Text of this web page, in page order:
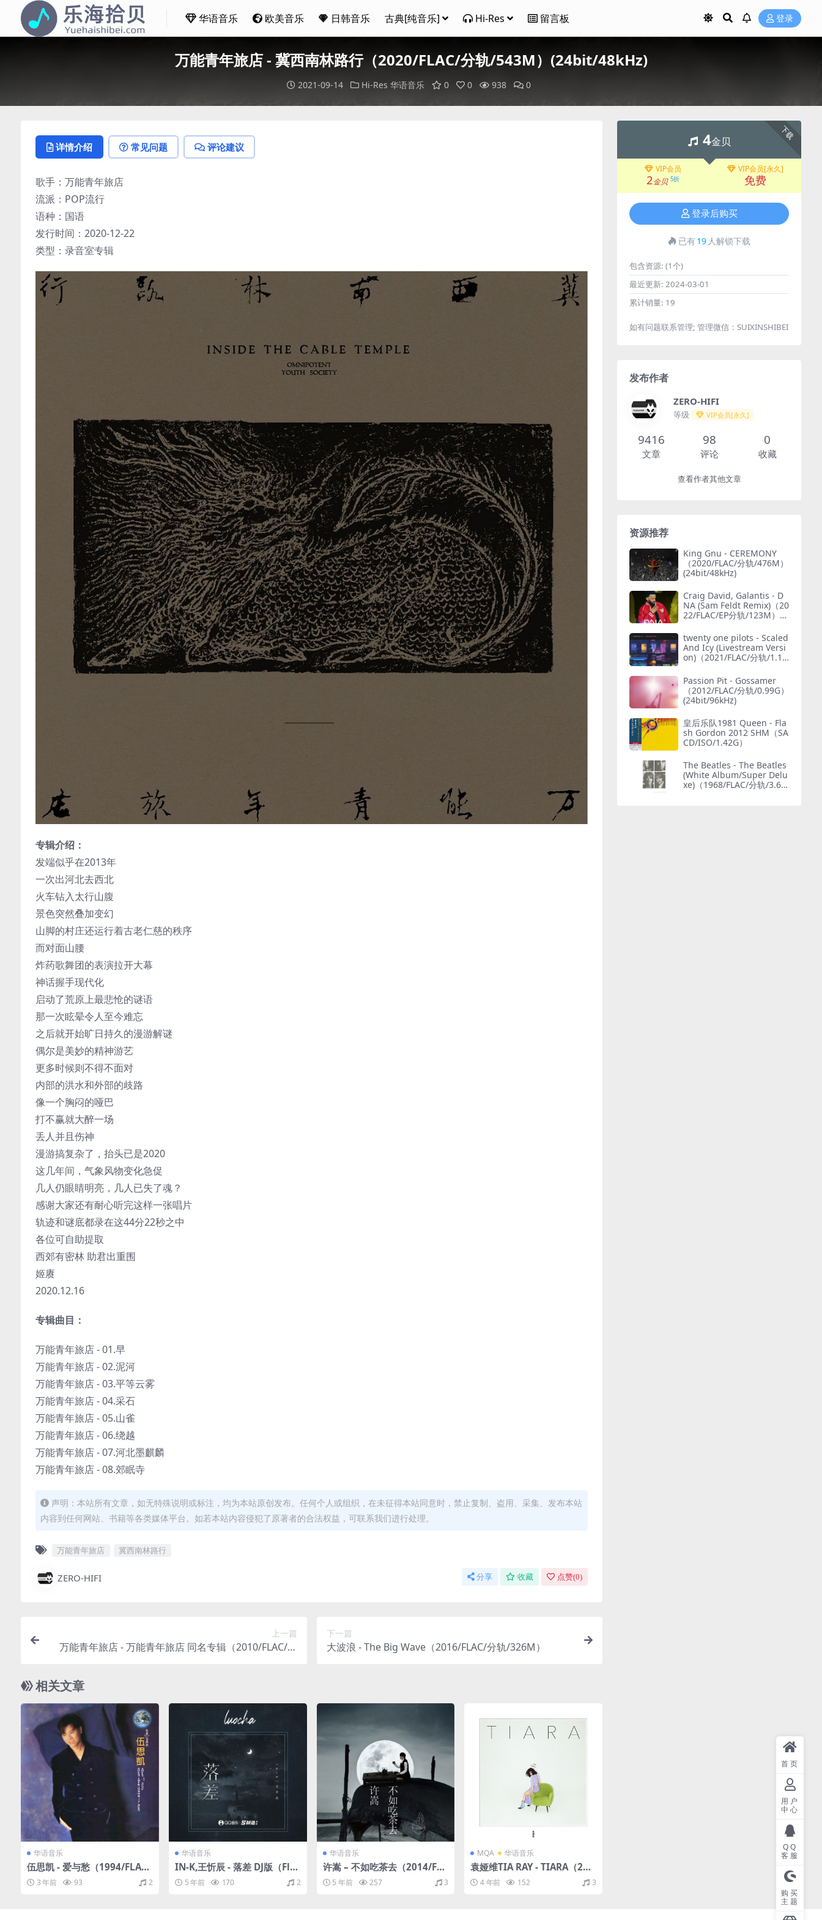
华语音乐 欧美音乐 日韩音乐 古典[纯音乐] Hi-Res 留言板 登录
万能青年旅店 - 冀西南林路行（2020/FLAC/分轨/543M）(24bit/48kHz)
2021-09-14 Hi-Res 华语音乐 0 0 938 0
详情介绍 常见问题 评论建议
歌手：万能青年旅店
流派：POP流行
语种：国语
发行时间：2020-12-22
类型：录音室专辑
专辑介绍：
发端似乎在2013年
一次出河北去西北
火车钻入太行山腹
景色突然叠加变幻
山脚的村庄还运行着古老仁慈的秩序
而对面山腰
炸药歌舞团的表演拉开大幕
神话握手现代化
启动了荒原上最悲怆的谜语
那一次眩晕令人至今难忘
之后就开始旷日持久的漫游解谜
偶尔是美妙的精神游艺
更多时候则不得不面对
内部的洪水和外部的歧路
像一个胸闷的哑巴
打不赢就大醉一场
丢人并且伤神
漫游搞复杂了，抬头已是2020
这几年间，气象风物变化急促
几人仍眼睛明亮，几人已失了魂？
感谢大家还有耐心听完这样一张唱片
轨迹和谜底都录在这44分22秒之中
各位可自助提取
西郊有密林 助君出重围
姬赓
2020.12.16
专辑曲目：
万能青年旅店 - 01.早
万能青年旅店 - 02.泥河
万能青年旅店 - 03.平等云雾
万能青年旅店 - 04.采石
万能青年旅店 - 05.山雀
万能青年旅店 - 06.绕越
万能青年旅店 - 07.河北墨麒麟
万能青年旅店 - 08.郊眠寺
声明：本站所有文章，如无特殊说明或标注，均为本站原创发布。任何个人或组织，在未征得本站同意时，禁止复制、盗用、采集、发布本站
内容到任何网站、书籍等各类媒体平台。如若本站内容侵犯了原著者的合法权益，可联系我们进行处理。
万能青年旅店 冀西南林路行
ZERO-HIFI 分享 收藏 点赞(0)
上一篇
万能青年旅店 - 万能青年旅店 同名专辑（2010/FLAC/分
下一篇
大波浪 - The Big Wave（2016/FLAC/分轨/326M）
相关文章
华语音乐
伍思凯 - 爱与愁（1994/FLAC/
分轨/270M）
3 年前 93 2
华语音乐
IN-K,王忻辰 - 落差 DJ版（Fla
c/32.7M）
5 年前 170 2
华语音乐
许嵩 – 不如吃茶去（2014/FLA
C/分轨/235M）
5 年前 257 3
MQA 华语音乐
袁娅维TIA RAY - TIARA（201
8/FLAC/分轨/324M）(MQA/
16bit/44.1kHz)
4 年前 152 3
下载
4金贝
VIP会员
2金贝 5折
VIP会员[永久]
免费
登录后购买
已有19 人解锁下载
包含资源: (1个)
最近更新: 2024-03-01
累计销量: 19
如有问题联系管理; 管理微信：SUIXINSHIBEI
发布作者
ZERO-HIFI
等级 VIP会员[永久]
9416
文章
98
评论
0
收藏
查看作者其他文章
资源推荐
King Gnu - CEREMONY
（2020/FLAC/分轨/476M）
(24bit/48kHz)
Craig David, Galantis - D
NA (Sam Feldt Remix)（20
22/FLAC/EP分轨/123M）
twenty one pilots - Scaled
And Icy (Livestream Versi
on)（2021/FLAC/分轨/1.15
Passion Pit - Gossamer
（2012/FLAC/分轨/0.99G）
(24bit/96kHz)
皇后乐队1981 Queen - Fla
sh Gordon 2012 SHM（SA
CD/ISO/1.42G）
The Beatles - The Beatles
(White Album/Super Delu
xe)（1968/FLAC/分轨/3.69
首页
用户
中心
QQ
客服
购买
主题